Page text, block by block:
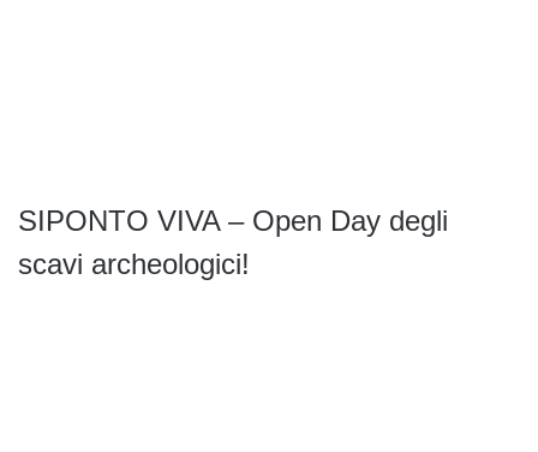
SIPONTO VIVA – Open Day degli
scavi archeologici!